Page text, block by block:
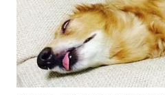
WN
NATUNA
WN
BINTAN